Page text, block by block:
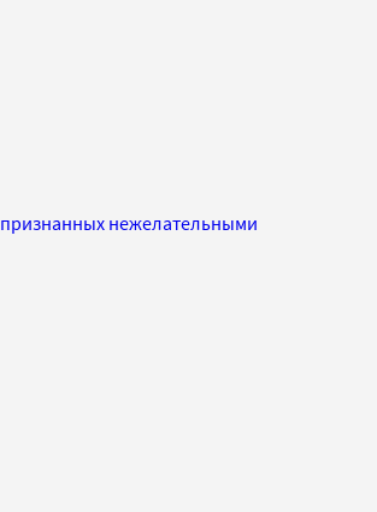
признанных нежелательными